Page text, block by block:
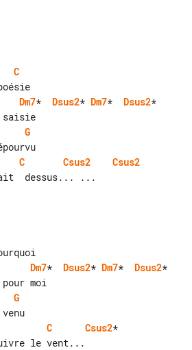
C
Dm7* Dsus2* Dm7* Dsus2*
G
C Csus2
Csus2
dessus... ...
Dm7* Dsus2* Dm7* Dsus2*
G
C Csus2*
le vent...